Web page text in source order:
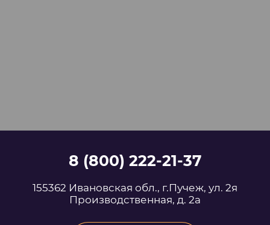
8 (800) 222-21-37
155362 Ивановская обл., г.Пучеж, ул. 2я
Производственная, д. 2а